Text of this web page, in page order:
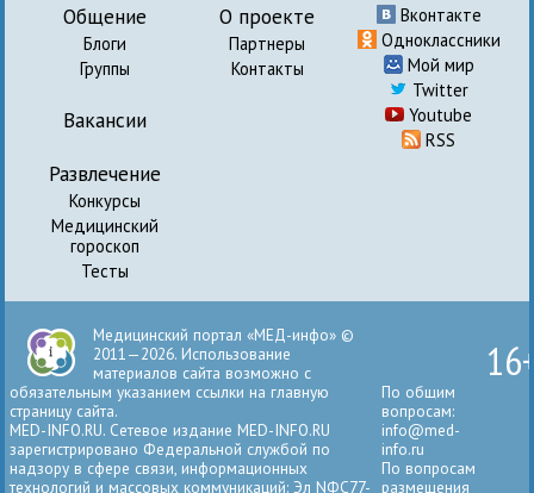
Общение
Блоги
Группы
Вакансии
Развлечение
Конкурсы
Медицинский
гороскоп
Тесты
О проекте
Партнеры
Контакты
Вконтакте
Одноклассники
Мой мир
Twitter
Youtube
RSS
Медицинский портал «МЕД-инфо» ©
2011—2026. Использование
материалов сайта возможно с
обязательным указанием ссылки на главную
страницу сайта.
MED-INFO.RU. Сетевое издание MED-INFO.RU
зарегистрировано Федеральной службой по
надзору в сфере связи, информационных
технологий и массовых коммуникаций: Эл NФС77-
По общим
вопросам:
info@med-
info.ru
По вопросам
размещения